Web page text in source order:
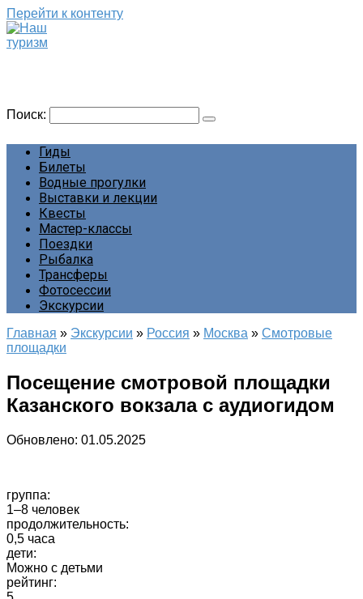
Перейти к контенту
Поиск:
Гиды
Билеты
Водные прогулки
Выставки и лекции
Квесты
Мастер-классы
Поездки
Рыбалка
Трансферы
Фотосессии
Экскурсии
Главная » Экскурсии » Россия » Москва » Смотровые
площадки
Посещение смотровой площадки
Казанского вокзала с аудиогидом
Обновлено: 01.05.2025
группа:
1–8 человек
продолжительность:
0,5 часа
дети:
Можно с детьми
рейтинг: